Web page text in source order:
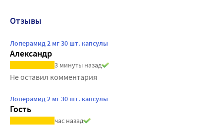
Отзывы
Лоперамид 2 мг 30 шт. капсулы
Александр
3 минуты назад
Не оставил комментария
Лоперамид 2 мг 30 шт. капсулы
Гость
час назад